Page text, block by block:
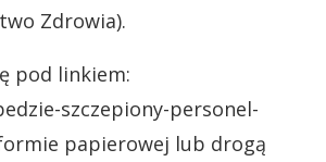
Zdrowia).
pod linkiem:
szczepiony-personel-
papierowej lub drogą